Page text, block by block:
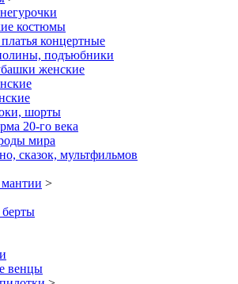
костюмы
концертные
подъюбники
женские
шорты
20-го века
мира
сказок, мультфильмов
>
венцы